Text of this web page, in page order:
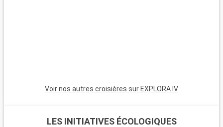
Voir nos autres croisières sur EXPLORA IV
LES INITIATIVES ÉCOLOGIQUES